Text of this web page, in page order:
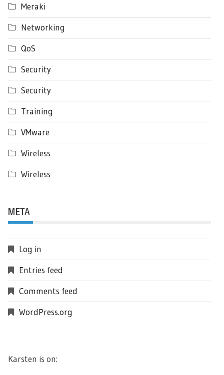
Meraki
Networking
QoS
Security
Security
Training
VMware
Wireless
Wireless
META
Log in
Entries feed
Comments feed
WordPress.org
Karsten is on: